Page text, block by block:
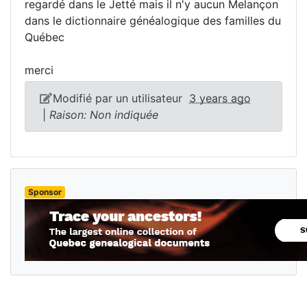
regardé dans le Jetté mais il n'y aucun Melançon
dans le dictionnaire généalogique des familles du
Québec
merci
Modifié par un utilisateur 3 years ago
Raison: Non indiquée
Sponsor